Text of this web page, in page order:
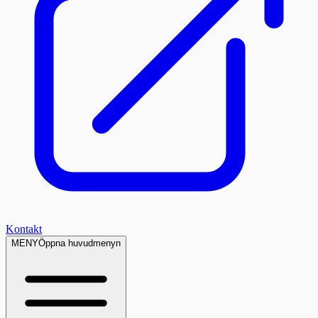
Kontakt
MENYÖppna huvudmenyn